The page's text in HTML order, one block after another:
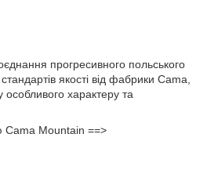
прогресивного польського
якості від фабрики Cama,
характеру та
Cama Mountain ==>